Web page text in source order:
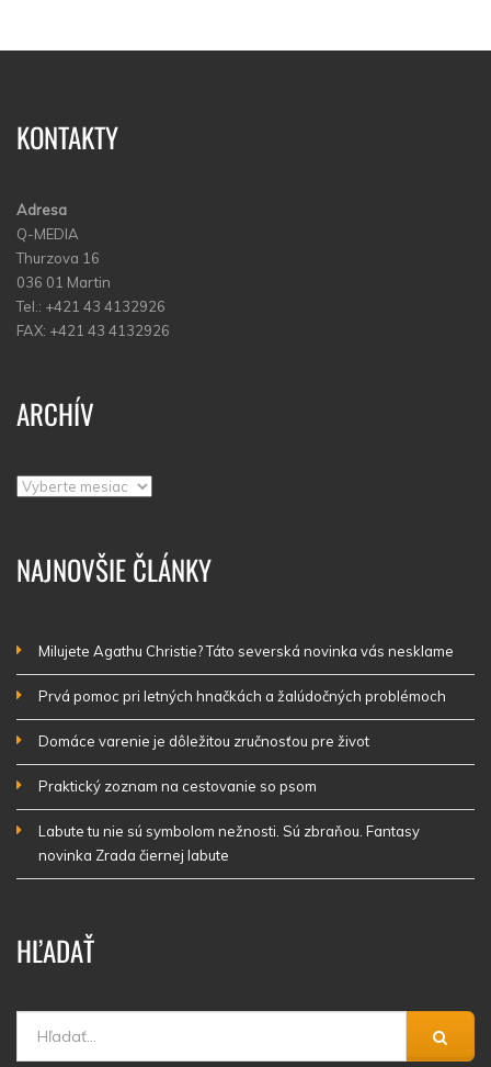
KONTAKTY
Adresa
Q-MEDIA
Thurzova 16
036 01 Martin
Tel.: +421 43 4132926
FAX: +421 43 4132926
ARCHÍV
Archív
NAJNOVŠIE ČLÁNKY
Milujete Agathu Christie? Táto severská novinka vás nesklame
Prvá pomoc pri letných hnačkách a žalúdočných problémoch
Domáce varenie je dôležitou zručnosťou pre život
Praktický zoznam na cestovanie so psom
Labute tu nie sú symbolom nežnosti. Sú zbraňou. Fantasy
novinka Zrada čiernej labute
HĽADAŤ